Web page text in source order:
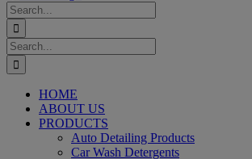
Search
for:
Search
for:
HOME
ABOUT US
PRODUCTS
Auto Detailing Products
Car Wash Detergents